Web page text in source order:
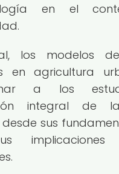
en el
los modelos
en agricultura
a los
integral de
desde sus